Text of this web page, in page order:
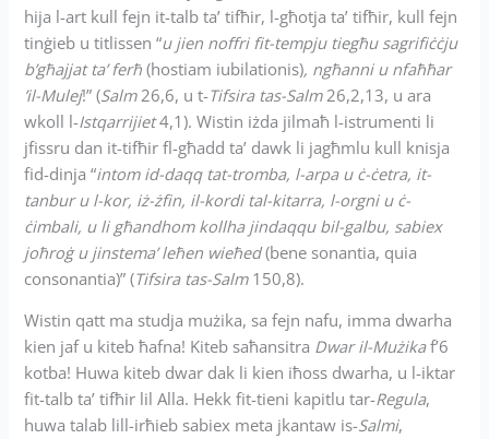
hija l-art kull fejn it-talb ta’ tifħir, l-għotja ta’ tifħir, kull fejn
tinġieb u titlissen “u jien noffri fit-tempju tiegħu sagrifiċċju
b’għajjat ta’ ferħ(hostiam iubilationis), ngħanni u nfaħħar
’il-Mulej!” (Salm 26,6, u t-Tifsira tas-Salm 26,2,13, u ara
wkoll l-Istqarrijiet4,1). Wistin iżda jilmaħ l-istrumenti li
jfissru dan it-tifħir fl-għadd ta’ dawk li jagħmlu kull knisja
fid-dinja “intom id-daqq tat-tromba, l-arpa u ċ-ċetra, it-
tanbur u l-kor, iż-żfin, il-kordi tal-kitarra, l-orgni u ċ-
ċimbali, u li għandhom kollha jindaqqu bil-galbu, sabiex
joħroġ u jinstema’ leħen wieħed(bene sonantia, quia
consonantia)” (Tifsira tas-Salm 150,8).
Wistin qatt ma studja mużika, sa fejn nafu, imma dwarha
kien jaf u kiteb ħafna! Kiteb saħansitra Dwar il-Mużikaf’6
kotba! Huwa kiteb dwar dak li kien iħoss dwarha, u l-iktar
fit-talb ta’ tifħir lil Alla. Hekk fit-tieni kapitlu tar-Regula,
huwa talab lill-irħieb sabiex meta jkantaw is-Salmi,